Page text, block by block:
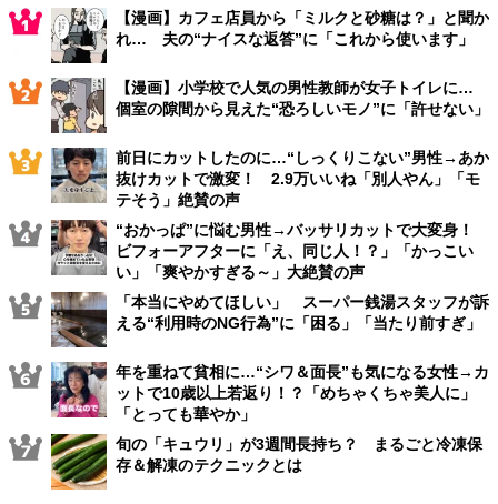
【漫画】カフェ店員から「ミルクと砂糖は？」と聞か
れ… 夫の“ナイスな返答”に「これから使います」
【漫画】小学校で人気の男性教師が女子トイレに…
個室の隙間から見えた“恐ろしいモノ”に「許せない」
前日にカットしたのに…“しっくりこない”男性→あか
抜けカットで激変！ 2.9万いいね「別人やん」「モ
テそう」絶賛の声
“おかっぱ”に悩む男性→バッサリカットで大変身！
ビフォーアフターに「え、同じ人！？」「かっこい
い」「爽やかすぎる～」大絶賛の声
「本当にやめてほしい」 スーパー銭湯スタッフが訴
える“利用時のNG行為”に「困る」「当たり前すぎ」
年を重ねて貧相に…“シワ＆面長”も気になる女性→カ
ットで10歳以上若返り！？「めちゃくちゃ美人に」
「とっても華やか」
旬の「キュウリ」が3週間長持ち？ まるごと冷凍保
存＆解凍のテクニックとは